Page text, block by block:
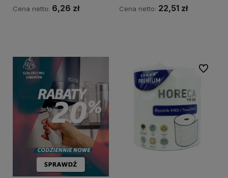
Cena netto: 6,26 zł Cena netto: 22,51 zł
Do